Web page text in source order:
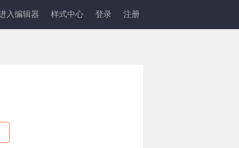
入编辑器 样式中心 登录 注册